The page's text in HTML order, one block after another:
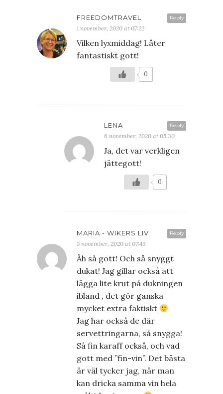
Reply
FREEDOMTRAVEL
1 november, 2020 at 07:22
Vilken lyxmiddag! Låter
fantastiskt gott!
0
Reply
LENA
6 november, 2020 at 05:30
Ja, det var verkligen
jättegott!
0
Reply
MARIA - WIKERS LIV
5 november, 2020 at 07:43
Åh så gott! Och så snyggt
dukat! Jag gillar också att
lägga lite krut på dukningen
ibland , det gör ganska
mycket extra faktiskt
Jag har också de där
servettringarna, så snygga!
Så fin karaff också, och vad
gott med ”fin-vin”. Det bästa
är väl tycker jag, när man
kan dricka samma vin hela